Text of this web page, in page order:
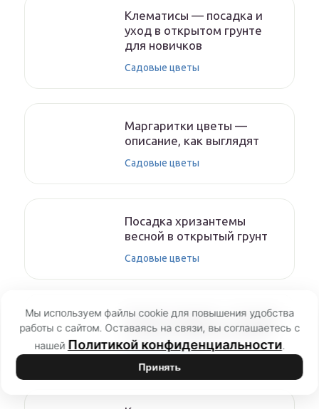
Клематисы — посадка и
уход в открытом грунте
для новичков
Садовые цветы
Маргаритки цветы —
описание, как выглядят
Садовые цветы
Посадка хризантемы
весной в открытый грунт
Садовые цветы
Азалия садовая — посадка
и уход в открытом грунте
Садовые цветы
Мы используем файлы cookie для повышения удобства
работы с сайтом. Оставаясь на связи, вы соглашаетесь с
нашей Политикой конфиденциальности.
Принять